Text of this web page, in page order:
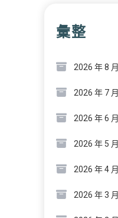
彙整
2026 年 8 月
2026 年 7 月
2026 年 6 月
2026 年 5 月
2026 年 4 月
2026 年 3 月